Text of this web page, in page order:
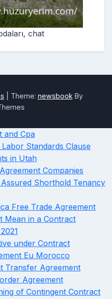
chat
Theme: newsbook By
and Cpa
Standards Clause
in Utah
Companies
Shorthold Tenancy
Free Trade Agreement
Mean in a Contract
under Contract
Eu Morocco
Transfer Agreement
Agreement
of Contingent Contract